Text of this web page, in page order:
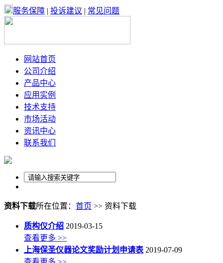
服务保障 | 投诉建议 | 常见问题
网站首页
公司介绍
产品中心
应用实例
技术支持
市场活动
资讯中心
联系我们
资料下载所在位置： 首页 >> 资料下载
质构仪介绍 2019-03-15
查看更多 >>
上海保圣仪器论文奖励计划申请表 2019-07-09